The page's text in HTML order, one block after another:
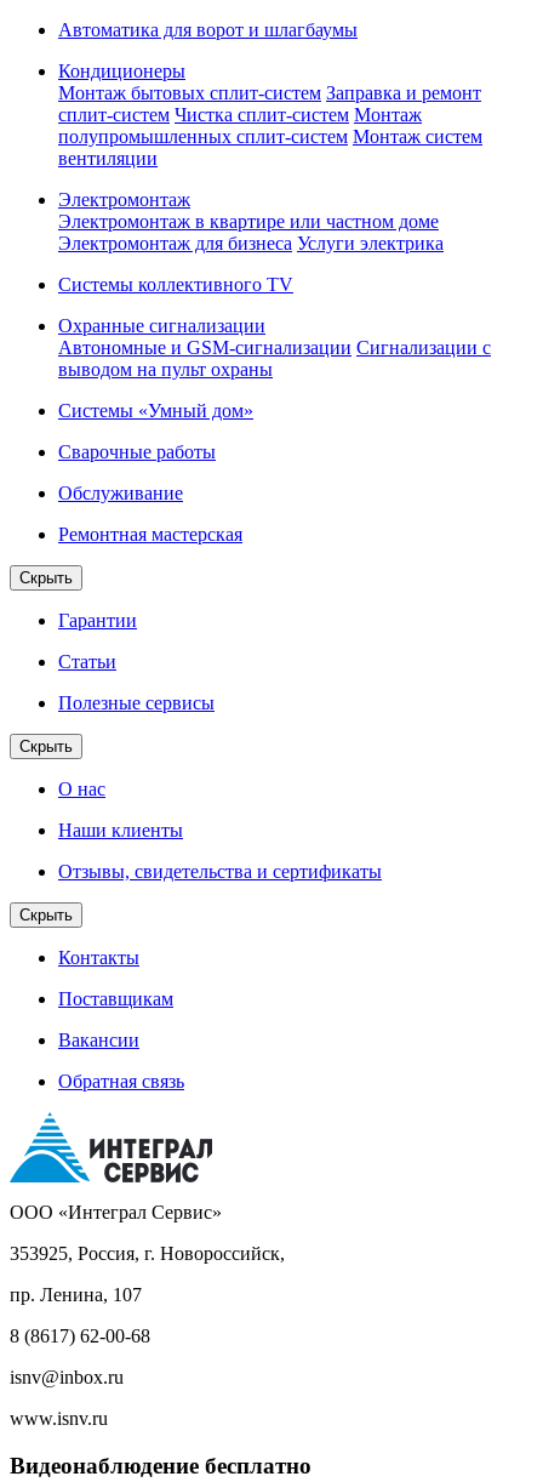
Автоматика для ворот и шлагбаумы
Кондиционеры
Монтаж бытовых сплит-систем Заправка и ремонт
сплит-систем Чистка сплит-систем Монтаж
полупромышленных сплит-систем Монтаж систем
вентиляции
Электромонтаж
Электромонтаж в квартире или частном доме
Электромонтаж для бизнеса Услуги электрика
Системы коллективного TV
Охранные сигнализации
Автономные и GSM-сигнализации Сигнализации с
выводом на пульт охраны
Системы «Умный дом»
Сварочные работы
Обслуживание
Ремонтная мастерская
Скрыть
Гарантии
Статьи
Полезные сервисы
Скрыть
О нас
Наши клиенты
Отзывы, свидетельства и сертификаты
Скрыть
Контакты
Поставщикам
Вакансии
Обратная связь
ООО «Интеграл Сервис»
353925, Россия, г. Новороссийск,
пр. Ленина, 107
8 (8617) 62-00-68
isnv@inbox.ru
www.isnv.ru
Видеонаблюдение бесплатно